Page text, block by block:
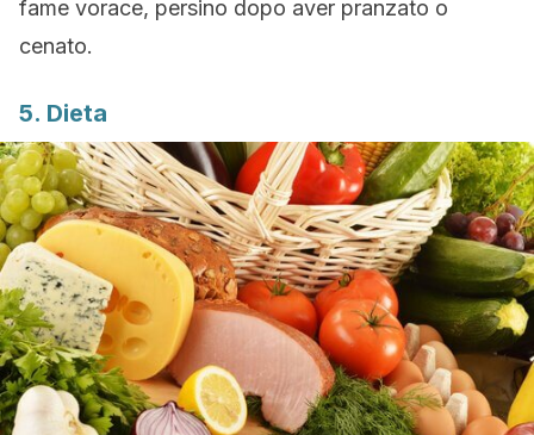
fame vorace, persino dopo aver pranzato o
cenato.
5. Dieta